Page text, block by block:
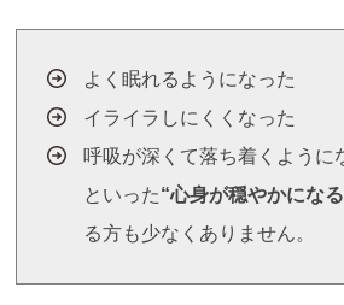
よく眠れるようになった
イライラしにくくなった
呼吸が深くて落ち着くように
といった“心身が穏やかにな
る方も少なくありません。